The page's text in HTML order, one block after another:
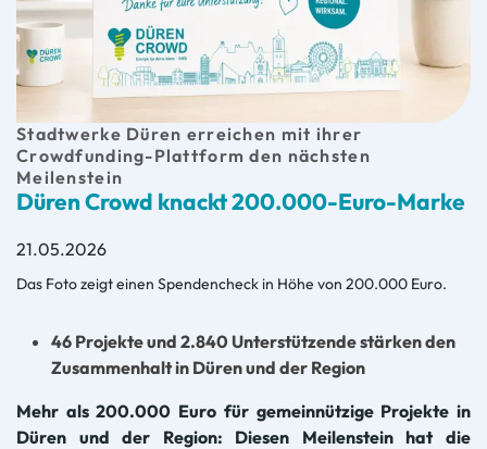
Düren Crowd knackt 200.000-Euro-Marke
Stadtwerke Düren erreichen mit ihrer
Crowdfunding-Plattform den nächsten
Meilenstein
21.05.2026
Das Foto zeigt einen Spendencheck in Höhe von 200.000 Euro.
46 Projekte und 2.840 Unterstützende stärken den
Zusammenhalt in Düren und der Region
Mehr als 200.000 Euro für gemeinnützige Projekte in
Düren und der Region: Diesen Meilenstein hat die